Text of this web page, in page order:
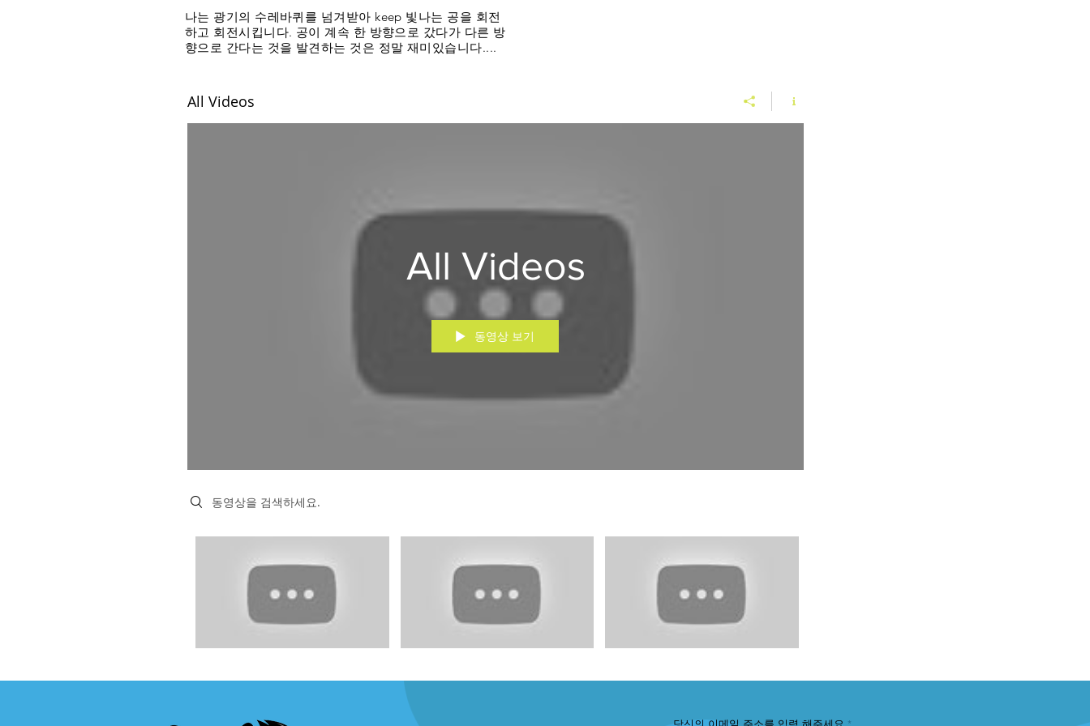
나는 광기의 수레바퀴를 넘겨받아 keep 빛나는 공을 회전
하고 회전시킵니다. 공이 계속 한 방향으로 갔다가 다른 방
향으로 간다는 것을 발견하는 것은 정말 재미있습니다....
All Videos
All Videos
동영상 보기
Search videos